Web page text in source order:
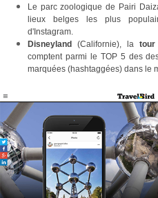
Le parc zoologique de Pairi
lieux belges les plus
d'Instagram.
Disneyland(Californie), la
comptent parmi le TOP 5 des
marquées (hashtaggées) dans le